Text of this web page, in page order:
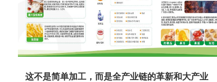
这不是简单加工，而是全产业链的革新和大产业